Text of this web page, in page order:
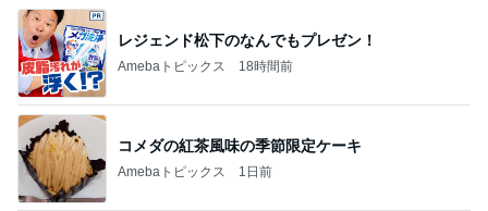
レジェンド松下のなんでもプレゼン！
Amebaトピックス 18時間前
コメダの紅茶風味の季節限定ケーキ
Amebaトピックス 1日前